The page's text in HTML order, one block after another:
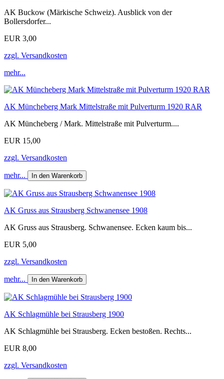
AK Buckow (Märkische Schweiz). Ausblick von der
Bollersdorfer...
EUR 3,00
zzgl. Versandkosten
mehr...
AK Müncheberg Mark Mittelstraße mit Pulverturm 1920 RAR
AK Müncheberg / Mark. Mittelstraße mit Pulverturm....
EUR 15,00
zzgl. Versandkosten
mehr... In den Warenkorb
AK Gruss aus Strausberg Schwanensee 1908
AK Gruss aus Strausberg. Schwanensee. Ecken kaum bis...
EUR 5,00
zzgl. Versandkosten
mehr... In den Warenkorb
AK Schlagmühle bei Strausberg 1900
AK Schlagmühle bei Strausberg. Ecken bestoßen. Rechts...
EUR 8,00
zzgl. Versandkosten